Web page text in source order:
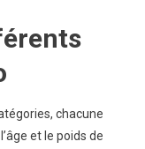
chacune
et le poids de